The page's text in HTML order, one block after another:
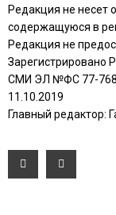
Редакция не несет
содержащуюся в
Редакция не
Зарегистрировано
СМИ ЭЛ №ФС 77-
11.10.2019
Главный редактор: